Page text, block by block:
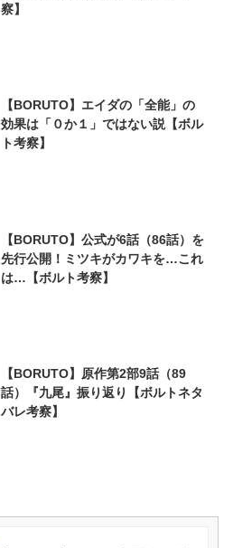
察】
【BORUTO】エイダの「全能」の
効果は「０か１」ではない説【ボル
ト考察】
【BORUTO】公式が6話（86話）を
先行公開！ミツキがカワキを…これ
は…【ボルト考察】
【BORUTO】原作第2部9話（89
話）『九尾』振り返り【ボルトネタ
バレ考察】